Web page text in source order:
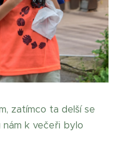
zatímco ta delší se
k večeři bylo